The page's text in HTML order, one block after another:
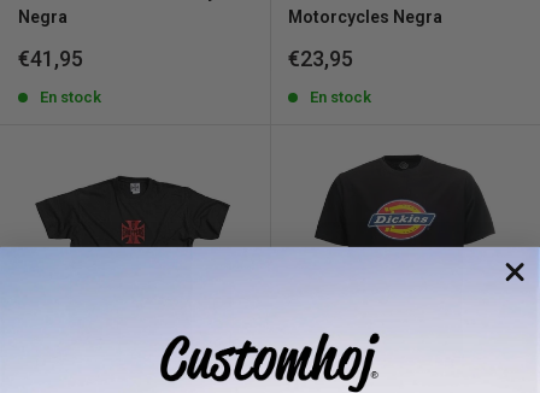
Negra
Precio
venta
€41,95
En stock
Motorcycles Negra
Precio
venta
€23,95
En stock